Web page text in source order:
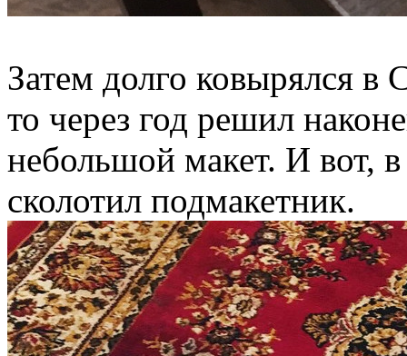
Затем долго ковырялся
то через год решил
небольшой макет. И вот,
сколотил подмакетник.